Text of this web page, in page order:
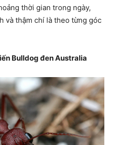
thời gian trong ngày,
và thậm chí là theo từng góc
Bulldog đen Australia